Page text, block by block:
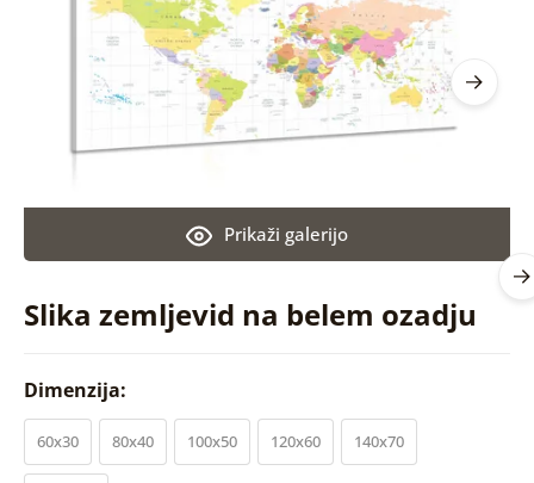
Slika zemljevid na belem ozadju
Prikaži galerijo
Dimenzija:
60x30 80x40 100x50 120x60 140x70